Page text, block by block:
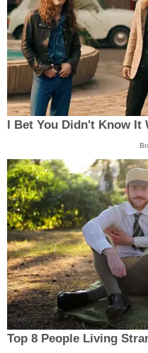
I Bet You Didn't Know It
Top 8 People Living